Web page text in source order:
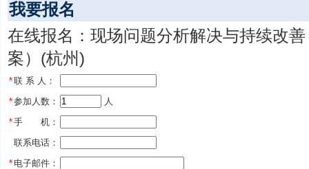
我要报名
在线报名：现场问题分析解决与持续改
案）(杭州)
*联 系 人：
*参加人数：
人
*手 机：
联系电话：
* 电子邮件：